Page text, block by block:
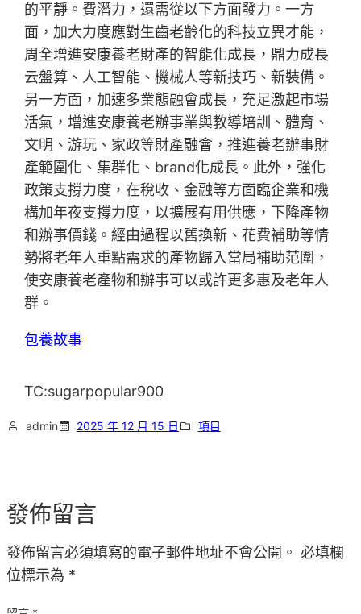
的平靜。費潛力，還需從以下方面發力。一方
面，加大力度應對生齒老齡化的科技立異才能，
周全增進安康養老財產的智能化成長，鼎力成長
云盤算、人工智能、機械人等新技巧、新裝備。
另一方面，加速多業態融會成長，充足激起市場
活氣，增進安康養老辦事業與教導培訓、體育、
文明、游玩、家政等財產融會，推進養老辦事財
產範圍化、集群化、brand化成長。此外，強化
政策支撐力度，在稅收、金融等方面臨企業和機
構加年夜支撐力度，以擴展有用供應，下降產物
和辦事價錢。經由過程以舊換新、花費補助等情
勢將老年人重點需求的產物歸入當局補助范圍，
使安康養老產物和辦事可以或許更多惠及老年人
群。
包養故事
TC:sugarpopular900
admin 2025 年 12 月 15 日 項目
發佈留言
發佈留言必須填寫的電子郵件地址不會公開。 必填欄
位標示為 *